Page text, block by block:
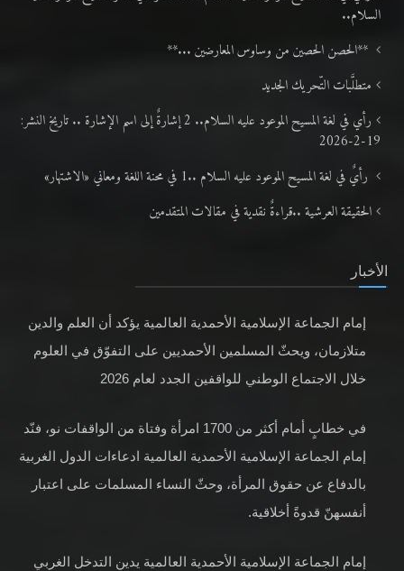
**الحصن الحصين من وساوس المعارضين ...**
متطلَّبات التّحريك الجديد
رأيٌ في لغة المسيح الموعود عليه السلام ..1 في محنة اللغة ومعاني «الاشتهار»
الحقيقة العرشية ..قراءةٌ نقدية في مقالات المتقدمين
إمام الجماعة الإسلامية الأحمدية العالمية يؤكد أن العلم والدين
متلازمان، ويحثّ المسلمين الأحمديين على التفوّق في العلوم
في خطابٍ أمام أكثر من 1700 امرأة وفتاة من الواقفات نو، فنّد
إمام الجماعة الإسلامية الأحمدية العالمية ادعاءات الدول الغربية
بالدفاع عن حقوق المرأة، وحثّ النساء المسلمات على اعتبار
إمام الجماعة الإسلامية الأحمدية العالمية يدين التدخل الغربي